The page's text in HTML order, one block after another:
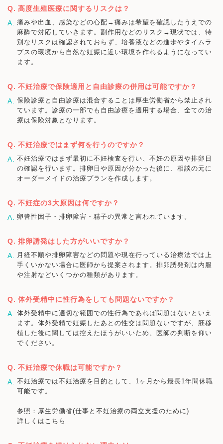
高度生殖医療に関するリスクは？
痛みや出血、感染などの心配→痛みは希望を確認したうえでの
麻酔で対応していきます。副作用などのリスク→現状では、特
別なリスクは確認されておらず、培養液などの進歩やタイムラ
プスの環境から自然な妊娠に近い環境を作れるようになってい
ます。
不妊治療で保険適用と自由診療の併用は可能ですか？
保険診療と自由診療は混合することは厚生労働省から禁止され
ています。診療の一部でも自由診療を適用する場合、全ての治
療は保険対象となります。
不妊治療ではまず何を行うのですか？
不妊治療ではまず最初に不妊検査を行い、不妊の原因や排卵日
の確認を行います。排卵日や原因が分かった後に、相談の元に
オーダーメイドの治療プランを作成します。
不妊症の3大原因は何ですか？
卵管性因子・排卵障害・精子の異常と言われています。
排卵誘発はした方がいいですか？
月経不順や排卵障害などの問題や現在行っている治療法では上
手くいかない場合に医師から提案されます。排卵誘発剤は内服
や注射などいくつかの種類があります。
体外受精中に性行為をしても問題ないですか？
体外受精中に適切な範囲での性行為であれば問題はないといえ
ます。体外受精で妊娠したあとの性交は問題ないですが、胚移
植した後に関しては控えたほうがいいため、医師の判断を仰い
でください。
不妊治療で休職は可能ですか？
不妊治療では不妊治療を目的として、1ヶ月から最長1年間休職
可能です。
参照：厚生労働省(仕事と不妊治療の両立支援のために)
詳しくはこちら